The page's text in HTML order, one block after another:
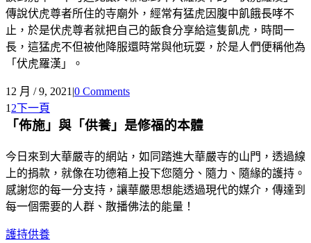
傳說伏虎尊者所住的寺廟外，經常有猛虎因腹中飢餓長哮不
止，於是伏虎尊者就把自己的飯食分享給這隻飢虎，時間一
長，這猛虎不但被他降服還時常與他玩耍，於是人們便稱他為
「伏虎羅漢」。
12 月 / 9, 2021 |0 Comments
1 2下一頁
「佈施」與「供養」是修福的本體
今日來到大華嚴寺的網站，如同踏進大華嚴寺的山門，透過線
上的捐款，就像在功德箱上投下您隨分、隨力、隨緣的護持。
感謝您的每一分支持，讓華嚴思想能透過現代的媒介，傳達到
每一個需要的人群、散播佛法的能量！
護持供養